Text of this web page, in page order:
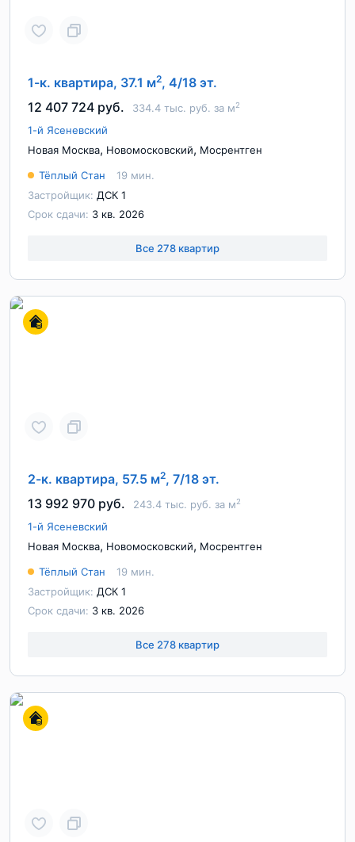
1-к. квартира, 37.1 м2, 4/18 эт.
12 407 724 руб.
334.4 тыс. руб. за м2
1-й Ясеневский
Новая Москва, Новомосковский, Мосрентген
Тёплый Стан
19 мин.
Застройщик: ДСК 1
Срок сдачи: 3 кв. 2026
Все 278 квартир
2-к. квартира, 57.5 м2, 7/18 эт.
13 992 970 руб.
243.4 тыс. руб. за м2
1-й Ясеневский
Новая Москва, Новомосковский, Мосрентген
Тёплый Стан
19 мин.
Застройщик: ДСК 1
Срок сдачи: 3 кв. 2026
Все 278 квартир